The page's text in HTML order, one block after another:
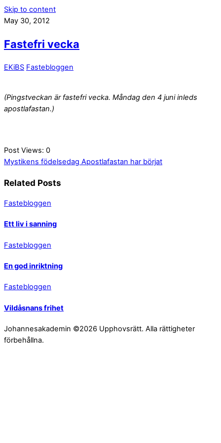
Skip to content
May 30, 2012
Fastefri vecka
EKiBS Fastebloggen
(Pingstveckan är fastefri vecka. Måndag den 4 juni inleds
apostlafastan.)
Post Views: 0
Mystikens födelsedag Apostlafastan har börjat
Related Posts
Fastebloggen
Ett liv i sanning
Fastebloggen
En god inriktning
Fastebloggen
Vildåsnans frihet
Johannesakademin ©2026 Upphovsrätt. Alla rättigheter
förbehållna.